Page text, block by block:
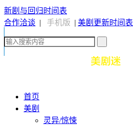
新剧与回归时间表
合作洽谈 | 手机版 | 美剧更新时间表
首页
美剧
灵异/惊悚